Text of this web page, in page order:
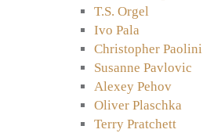
T.S. Orgel
Ivo Pala
Christopher Paolini
Susanne Pavlovic
Alexey Pehov
Oliver Plaschka
Terry Pratchett